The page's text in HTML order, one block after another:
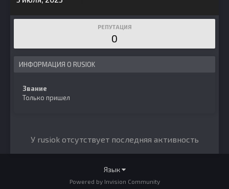
РЕПУТАЦИЯ
0
ИНФОРМАЦИЯ О RUSIOK
Звание
Только пришел
У rusiok отсутствует последняя активность
Язык
Powered by Invision Community